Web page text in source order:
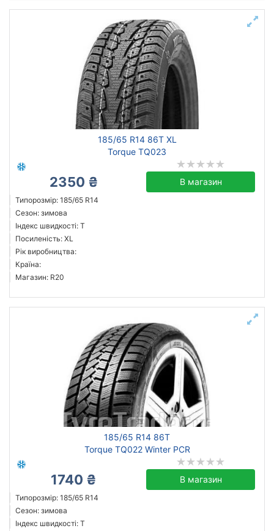
185/65 R14 86T XL
Torque TQ023
2350 ₴ В магазин
Типорозмір: 185/65 R14
Сезон: зимова
Індекс швидкості: T
Посиленість: XL
Рік виробництва:
Країна:
Магазин: R20
185/65 R14 86T
Torque TQ022 Winter PCR
1740 ₴ В магазин
Типорозмір: 185/65 R14
Сезон: зимова
Індекс швидкості: T